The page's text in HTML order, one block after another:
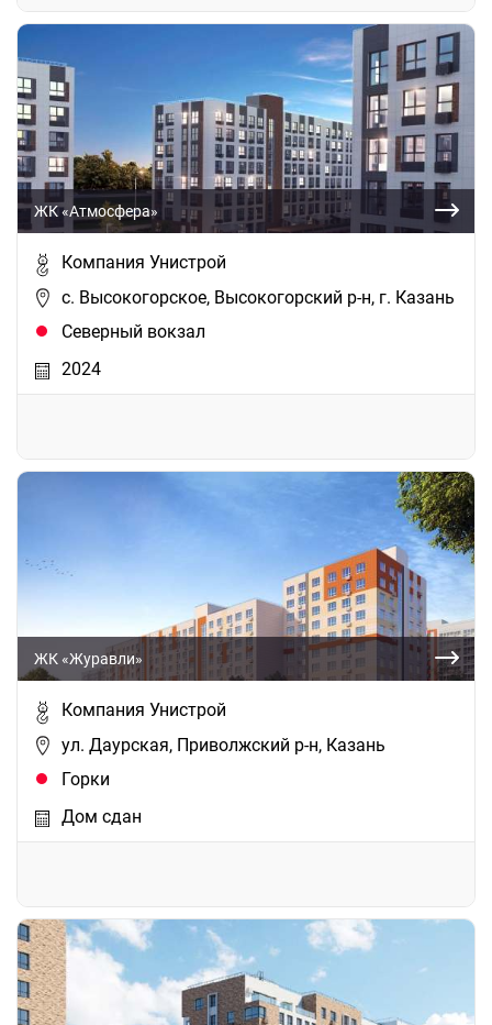
ЖК «Атмосфера»
Компания Унистрой
с. Высокогорское, Высокогорский р-н, г. Казань
Северный вокзал
2024
ЖК «Журавли»
Компания Унистрой
ул. Даурская, Приволжский р-н, Казань
Горки
Дом сдан